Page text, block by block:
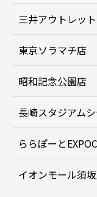
三井アウトレッ
東京ソラマチ店
昭和記念公園店
長崎スタジアム
ららぽーと
イオンモール須